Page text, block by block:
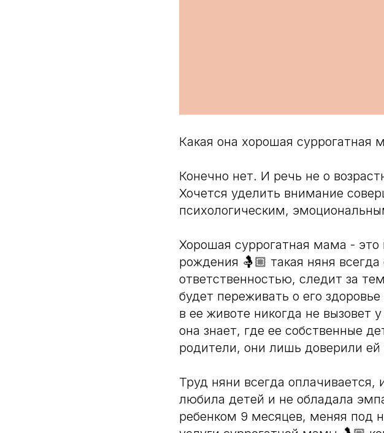
Какая она хорошая
Конечно нет. И речь не о
Хочется уделить внимание
психологическим,
Хорошая суррогатная мама -
рождения 🤱🏼 такая няня
ответственностью, следит за
будет переживать о его
в ее животе никогда не вызовет
она знает, где ее собственные
родители, они лишь доверили ей
Труд няни всегда
любила детей и не обладала
ребенком 9 месяцев, меняя под